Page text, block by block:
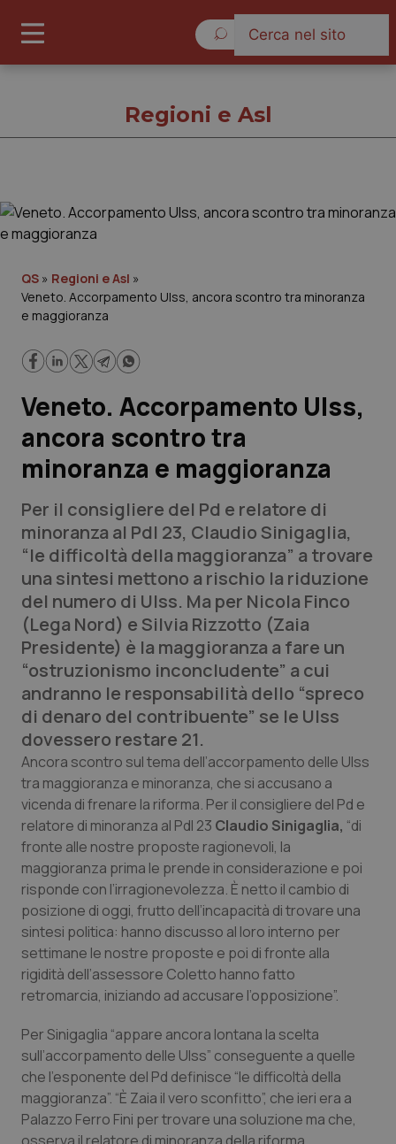
Governo e Parlamento
Regioni e Asl
Lavoro e Professioni
Scienza e Farmaci
Studi e Analisi
Lettere al direttore
Edizioni Regionali
QS Pro
Professionisti Sanitari.AI
Abruzzo
Basilicata
Calabria
Campania
Emilia-Romagna
Friuli Venezia Giulia
Lazio
Liguria
Lombardia
Marche
QS Pro Gold
Artrite & artrosi
Asma & BPCO
Car-T
Colesterolo & coronaropatie
Dermatite Atopica
Diabete & glucometri
Disturbi dell’umore
Dolore
Donna & Salute
Newsletter
Regioni e Asl
QS » Regioni e Asl »
Veneto. Accorpamento Ulss, ancora scontro tra minoranza
e maggioranza
Veneto. Accorpamento Ulss,
ancora scontro tra
minoranza e maggioranza
Per il consigliere del Pd e relatore di
minoranza al Pdl 23, Claudio Sinigaglia,
“le difficoltà della maggioranza” a trovare
una sintesi mettono a rischio la riduzione
del numero di Ulss. Ma per Nicola Finco
(Lega Nord) e Silvia Rizzotto (Zaia
Presidente) è la maggioranza a fare un
“ostruzionismo inconcludente” a cui
andranno le responsabilità dello “spreco
di denaro del contribuente” se le Ulss
dovessero restare 21.
Ancora scontro sul tema dell’accorpamento delle Ulss
tra maggioranza e minoranza, che si accusano a
vicenda di frenare la riforma. Per il consigliere del Pd e
relatore di minoranza al Pdl 23 Claudio Sinigaglia, “di
fronte alle nostre proposte ragionevoli, la
maggioranza prima le prende in considerazione e poi
risponde con l’irragionevolezza. È netto il cambio di
posizione di oggi, frutto dell’incapacità di trovare una
sintesi politica: hanno discusso al loro interno per
settimane le nostre proposte e poi di fronte alla
rigidità dell’assessore Coletto hanno fatto
retromarcia, iniziando ad accusare l’opposizione”.
Per Sinigaglia “appare ancora lontana la scelta
sull’accorpamento delle Ulss” conseguente a quelle
che l’esponente del Pd definisce “le difficoltà della
maggioranza”. “È Zaia il vero sconfitto”, che ieri era a
Palazzo Ferro Fini per trovare una soluzione ma che,